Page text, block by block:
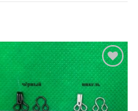
Додати
до
списку
бажань